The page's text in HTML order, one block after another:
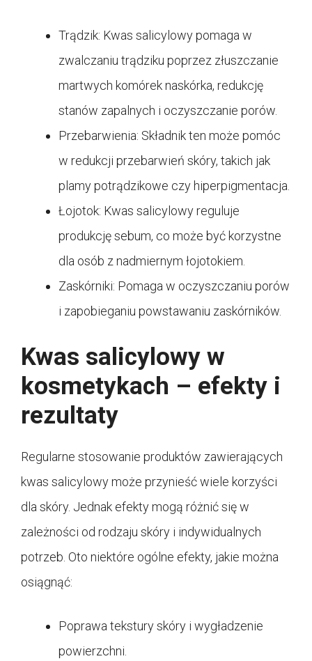
Trądzik: Kwas salicylowy pomaga w
zwalczaniu trądziku poprzez złuszczanie
martwych komórek naskórka, redukcję
stanów zapalnych i oczyszczanie porów.
Przebarwienia: Składnik ten może pomóc
w redukcji przebarwień skóry, takich jak
plamy potrądzikowe czy hiperpigmentacja.
Łojotok: Kwas salicylowy reguluje
produkcję sebum, co może być korzystne
dla osób z nadmiernym łojotokiem.
Zaskórniki: Pomaga w oczyszczaniu porów
i zapobieganiu powstawaniu zaskórników.
Kwas salicylowy w
kosmetykach – efekty i
rezultaty
Regularne stosowanie produktów zawierających
kwas salicylowy może przynieść wiele korzyści
dla skóry. Jednak efekty mogą różnić się w
zależności od rodzaju skóry i indywidualnych
potrzeb. Oto niektóre ogólne efekty, jakie można
osiągnąć:
Poprawa tekstury skóry i wygładzenie
powierzchni.